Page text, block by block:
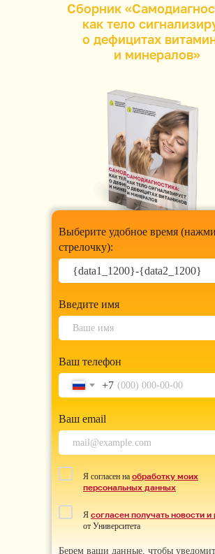
Выберите удобное время
стрелочку):
Введите имя
Ваш телефон
+7
Ваш email
Я согласен на обработку моих
персональных данных
Я согласен получать новости
от Университета
Берем ваши данные, чтобы
Сборник «
как тело
о дефицитах
и минералов»